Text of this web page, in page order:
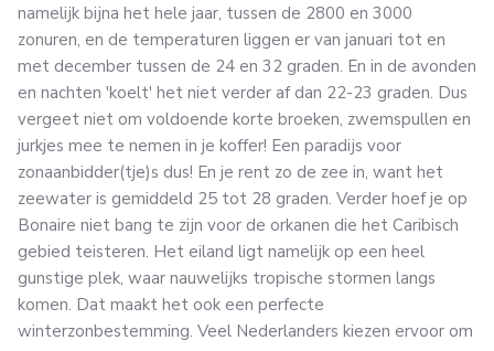
namelijk bijna het hele jaar, tussen de 2800 en 3000
zonuren, en de temperaturen liggen er van januari tot en
met december tussen de 24 en 32 graden. En in de avonden
en nachten 'koelt' het niet verder af dan 22-23 graden. Dus
vergeet niet om voldoende korte broeken, zwemspullen en
jurkjes mee te nemen in je koffer! Een paradijs voor
zonaanbidder(tje)s dus! En je rent zo de zee in, want het
zeewater is gemiddeld 25 tot 28 graden. Verder hoef je op
Bonaire niet bang te zijn voor de orkanen die het Caribisch
gebied teisteren. Het eiland ligt namelijk op een heel
gunstige plek, waar nauwelijks tropische stormen langs
komen. Dat maakt het ook een perfecte
winterzonbestemming. Veel Nederlanders kiezen ervoor om